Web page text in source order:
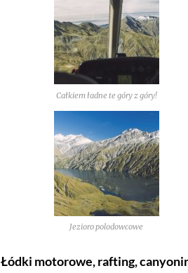
Całkiem ładne te góry z góry!
Jezioro polodowcowe
Łódki motorowe, rafting,